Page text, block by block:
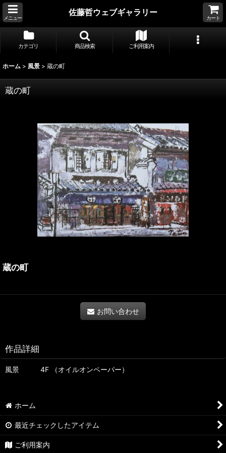
メニュー
佐藤哲ウェブギャラリー
カート
カテゴリ 商品検索 ご利用案内
ホーム > 風景 > 蔵の町
蔵の町
蔵の町
お問い合わせ
作品詳細
風景 4F （オイルオンペーパー）
ホーム
最近チェックしたアイテム
ご利用案内